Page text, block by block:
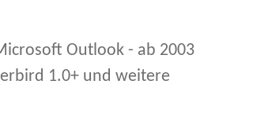
Outlook - ab 2003
1.0+ und weitere